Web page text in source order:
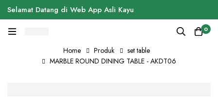
Selamat Datang di Web App Asli Kayu
0
Home Produk
set table
MARBLE ROUND DINING TABLE - AKDT06